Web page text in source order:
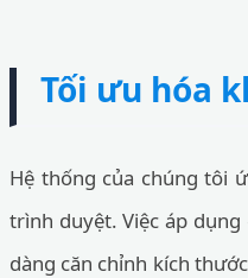
Tối ưu hóa
Hệ thống của chúng tôi
trình duyệt. Việc áp
dàng căn chỉnh kích